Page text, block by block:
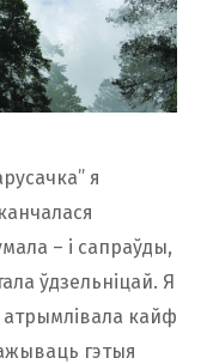
я
– і сапраўды,
ўдзельніцай. Я
кайф
гэтыя